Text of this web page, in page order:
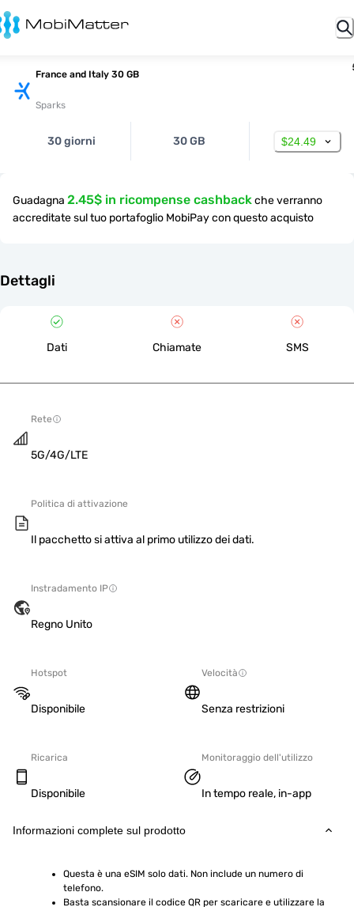
France and Italy 30 GB
Sparks
30 giorni 30 GB $24.49
Guadagna 2.45$ in ricompense cashbackche verranno
accreditate sul tuo portafoglio MobiPay con questo acquisto
Dettagli
Dati Chiamate SMS
Rete
5G/4G/LTE
Politica di attivazione
Il pacchetto si attiva al primo utilizzo dei dati.
Instradamento IP
Regno Unito
Hotspot
Disponibile
Velocità
Senza restrizioni
Ricarica
Disponibile
Monitoraggio dell'utilizzo
In tempo reale, in-app
Informazioni complete sul prodotto
Questa è una eSIM solo dati. Non include un numero di
telefono.
Basta scansionare il codice QR per scaricare e utilizzare la